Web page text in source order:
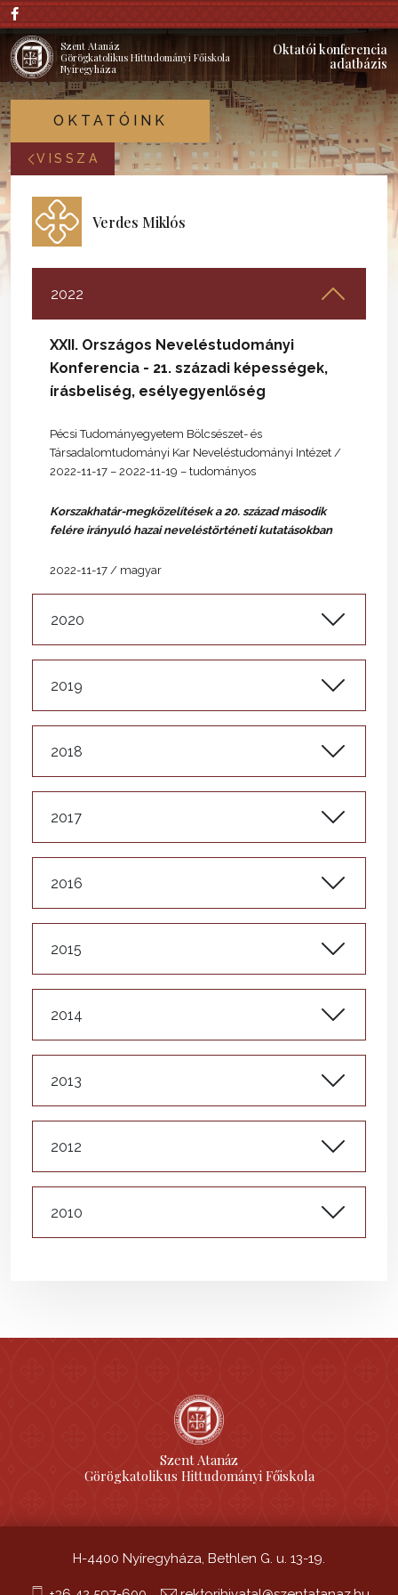
Szent Atanáz
Görögkatolikus Hittudományi Főiskola
Nyíregyháza
Oktatói konferencia
adatbázis
OKTATÓINK
VISSZA
Verdes Miklós
2022
XXII. Országos Neveléstudományi
Konferencia - 21. századi képességek,
írásbeliség, esélyegyenlőség
Pécsi Tudományegyetem Bölcsészet- és
Társadalomtudományi Kar Neveléstudományi Intézet /
2022-11-17 – 2022-11-19 – tudományos
Korszakhatár-megközelítések a 20. század második
felére irányuló hazai neveléstörténeti kutatásokban
2022-11-17 / magyar
2020
2019
2018
2017
2016
2015
2014
2013
2012
2010
Szent Atanáz
Görögkatolikus Hittudományi Főiskola
H-4400 Nyíregyháza, Bethlen G. u. 13-19.